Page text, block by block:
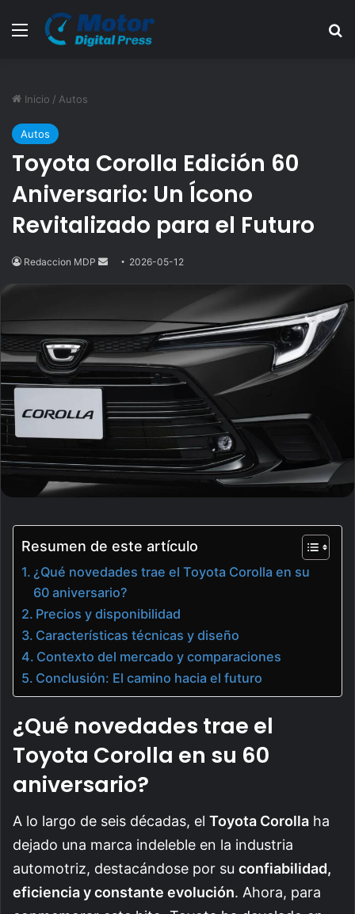
Menú
Inicio / Autos
Autos
Toyota Corolla Edición 60
Aniversario: Un Ícono
Revitalizado para el Futuro
Redaccion MDP
Send2026-05-12
Resumen de este artículo
¿Qué novedades trae el Toyota Corolla en su
60 aniversario?
Precios y disponibilidad
Características técnicas y diseño
Contexto del mercado y comparaciones
Conclusión: El camino hacia el futuro
¿Qué novedades trae el
Toyota Corolla en su 60
aniversario?
A lo largo de seis décadas, el Toyota Corolla ha
dejado una marca indeleble en la industria
automotriz, destacándose por su confiabilidad,
eficiencia y constante evolución. Ahora, para